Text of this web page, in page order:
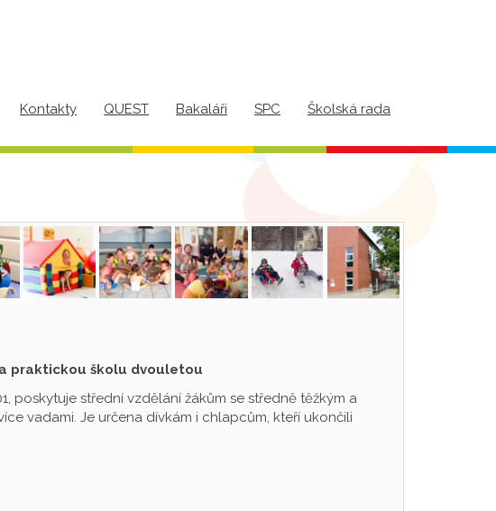
Kontakty QUEST Bakaláři SPC Školská rada
praktickou školu dvouletou
poskytuje střední vzdělání žákům se středně těžkým a
vadami. Je určena dívkám i chlapcům, kteří ukončili